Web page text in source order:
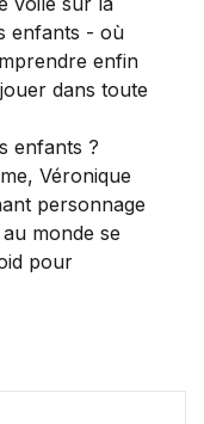
enfants - où
enfin
dans toute
enfants ?
Véronique
personnage
monde se
pour